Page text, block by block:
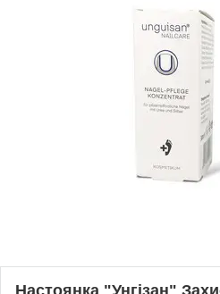
Настоянка "Унгізан"